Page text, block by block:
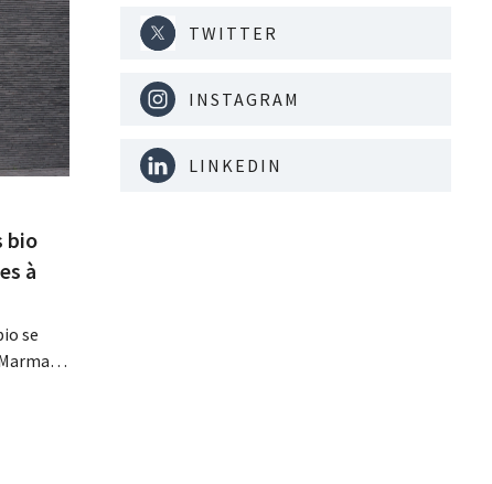
bio
à
se
TWITTER
INSTAGRAM
LINKEDIN